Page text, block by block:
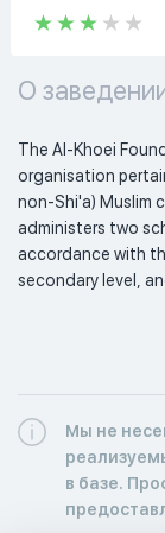
О
The Al-Khoei
organisation
non-Shi'a) Muslim
administers two
accordance with
secondary level,
Мы не
в базе.